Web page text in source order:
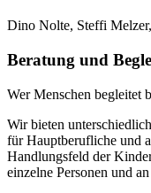
Dino Nolte, Steffi
Beratung und
Wer Menschen begleitet
Wir bieten
für Hauptberufliche und
Handlungsfeld der
einzelne Personen und